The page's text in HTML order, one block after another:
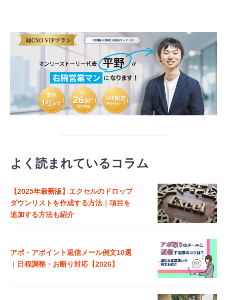
よく読まれているコラム
【2025年最新版】エクセルのドロップ
ダウンリストを作成する方法｜項目を
追加する方法も紹介
アポ・アポイント返信メール例文10選
｜日程調整・お断り対応【2026】